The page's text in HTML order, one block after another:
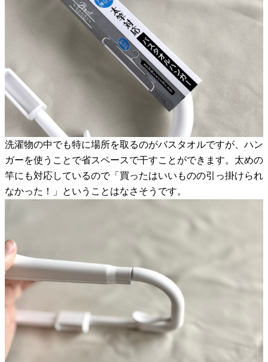
洗濯物の中でも特に場所を取るのがバスタオルですが、ハン
ガーを使うことで省スペースで干すことができます。太めの
竿にも対応しているので「買ったはいいものの引っ掛けられ
なかった！」ということはなさそうです。